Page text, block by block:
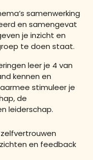
samenwerking
en samengevat
je inzicht en
te doen staat.
leer je 4 van
kennen en
stimuleer je
de
leiderschap.
en feedback